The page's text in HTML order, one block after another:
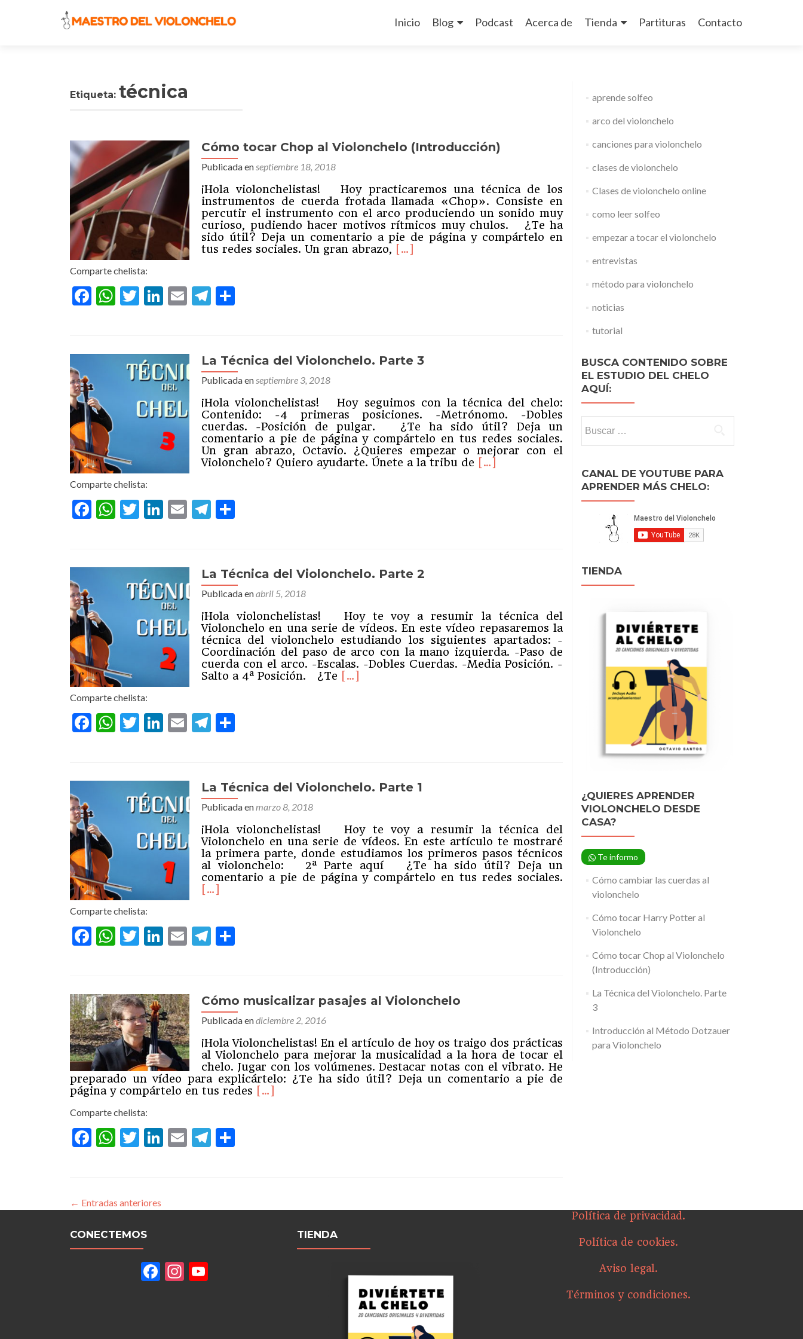
al
Inicio Blog Podcast Acerca de Tienda Partituras Contacto
Etiqueta: técnica
Cómo tocar Chop al Violonchelo (Introducción)
Publicada enseptiembre 18, 2018
¡Hola violonchelistas! Hoy practicaremos una técnica de los
instrumentos de cuerda frotada llamada «Chop». Consiste en
percutir el instrumento con el arco produciendo un sonido muy
curioso, pudiendo hacer motivos rítmicos muy chulos. ¿Te ha
sido útil? Deja un comentario a pie de página y compártelo en
tus redes sociales. Un gran abrazo, Leer
[…]
Comparte chelista:
Facebook
WhatsApp
Twitter
LinkedIn
EmailTelegram
La Técnica del Violonchelo. Parte 3
Publicada enseptiembre 3, 2018
¡Hola violonchelistas! Hoy seguimos con la técnica del chelo:
Contenido: -4 primeras posiciones. -Metrónomo. -Dobles
cuerdas. -Posición de pulgar. ¿Te ha sido útil? Deja un
comentario a pie de página y compártelo en tus redes sociales.
Un gran abrazo, Octavio. ¿Quieres empezar o mejorar con el
Violonchelo? Quiero ayudarte. Únete a la tribu de Leer
[…]
Comparte chelista:
Facebook
WhatsApp
Twitter
LinkedIn
EmailTelegram
La Técnica del Violonchelo. Parte 2
Publicada enabril 5, 2018
¡Hola violonchelistas! Hoy te voy a resumir la técnica del
Violonchelo en una serie de vídeos. En este vídeo repasaremos la
técnica del violonchelo estudiando los siguientes apartados: -
Coordinación del paso de arco con la mano izquierda. -Paso de
cuerda con el arco. -Escalas. -Dobles Cuerdas. -Media Posición. -
Salto a 4ª Posición. ¿Te Leer
[…]
Comparte chelista:
Facebook
WhatsApp
Twitter
LinkedIn
EmailTelegram
La Técnica del Violonchelo. Parte 1
Publicada enmarzo 8, 2018
¡Hola violonchelistas! Hoy te voy a resumir la técnica del
Violonchelo en una serie de vídeos. En este artículo te mostraré
la primera parte, donde estudiamos los primeros pasos técnicos
al violonchelo: 2ª Parte aquí ¿Te ha sido útil? Deja un
comentario a pie de página y compártelo en tus redes sociales.
Técnica
Violonchelo.
[…]
Comparte chelista:
Facebook
WhatsApp
Twitter
LinkedIn
EmailTelegram
Cómo musicalizar pasajes al Violonchelo
Publicada endiciembre 2, 2016
¡Hola Violonchelistas! En el artículo de hoy os traigo dos prácticas
al Violonchelo para mejorar la musicalidad a la hora de tocar el
chelo. Jugar con los volúmenes. Destacar notas con el vibrato. He
preparado un vídeo para explicártelo: ¿Te ha sido útil? Deja un comentario a pie de
página y compártelo en tus redes Leer
[…]
Comparte chelista:
Facebook
WhatsApp
Twitter
LinkedIn
EmailTelegram
Navegación
de
entradas
← Entradas anteriores
aprende solfeo
arco del violonchelo
canciones para violonchelo
clases de violonchelo
Clases de violonchelo online
como leer solfeo
empezar a tocar el violonchelo
entrevistas
método para violonchelo
noticias
tutorial
BUSCA CONTENIDO SOBRE
EL ESTUDIO DEL CHELO
AQUÍ:
CANAL DE YOUTUBE PARA
APRENDER MÁS CHELO:
TIENDA
¿QUIERES APRENDER
VIOLONCHELO DESDE
CASA?
Te informo
Cómo cambiar las cuerdas al
violonchelo
Cómo tocar Harry Potter al
Violonchelo
Cómo tocar Chop al Violonchelo
(Introducción)
La Técnica del Violonchelo. Parte
3
Introducción al Método Dotzauer
para Violonchelo
CONECTEMOS
Facebook
Instagram
TIENDA
Política de privacidad.
Política de cookies.
Aviso legal.
Términos y condiciones.